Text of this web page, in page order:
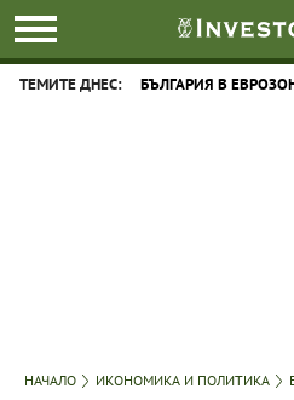
ТЕМИТЕ ДНЕС: БЪЛГАРИЯ В
НАЧАЛО ИКОНОМИКА И ПОЛИТИКА